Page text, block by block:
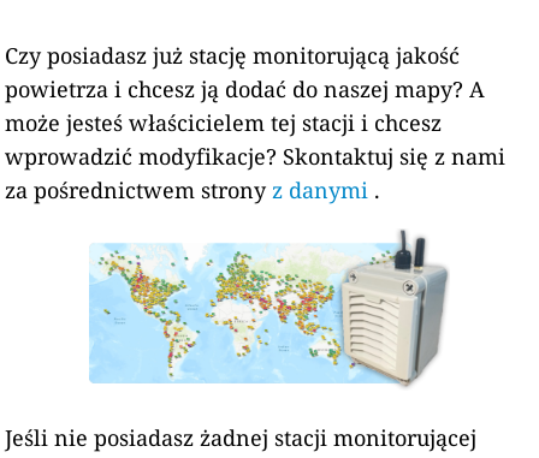
Czy posiadasz już stację monitorującą jakość
powietrza i chcesz ją dodać do naszej mapy? A
może jesteś właścicielem tej stacji i chcesz
wprowadzić modyfikacje? Skontaktuj się z nami
za pośrednictwem strony z danymi .
Jeśli nie posiadasz żadnej stacji monitorującej